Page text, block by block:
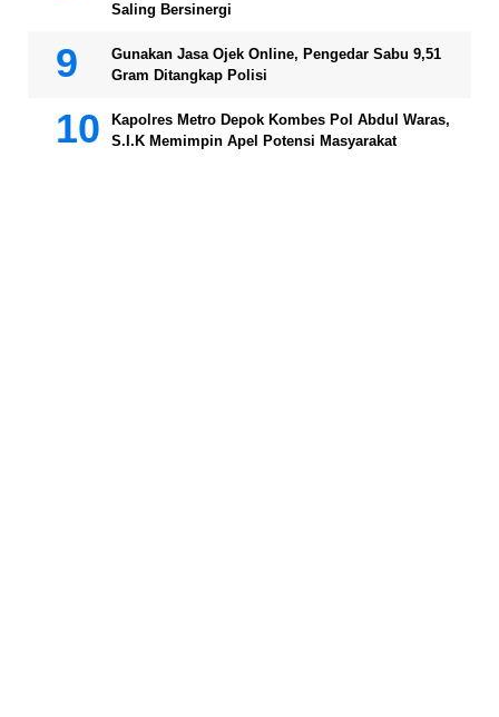
Saling Bersinergi
Gunakan Jasa Ojek Online, Pengedar Sabu 9,51
Gram Ditangkap Polisi
Kapolres Metro Depok Kombes Pol Abdul Waras,
S.I.K Memimpin Apel Potensi Masyarakat